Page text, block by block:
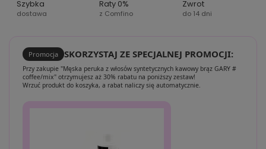
Szybka
dostawa
Raty 0%
z Comfino
Zwrot
do 14 dni
Promocja SKORZYSTAJ ZE SPECJALNEJ PROMOCJI:
Przy zakupie "Męska peruka z włosów syntetycznych kawowy brąz GARY #
coffee/mix" otrzymujesz aż 30% rabatu na poniższy zestaw!
Wrzuć produkt do koszyka, a rabat naliczy się automatycznie.